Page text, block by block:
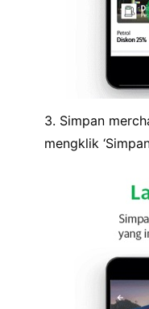
3. Simpan
mengklik